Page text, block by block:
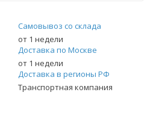
Самовывоз со склада
от 1 недели
Доставка по Москве
от 1 недели
Доставка в регионы РФ
Транспортная компания